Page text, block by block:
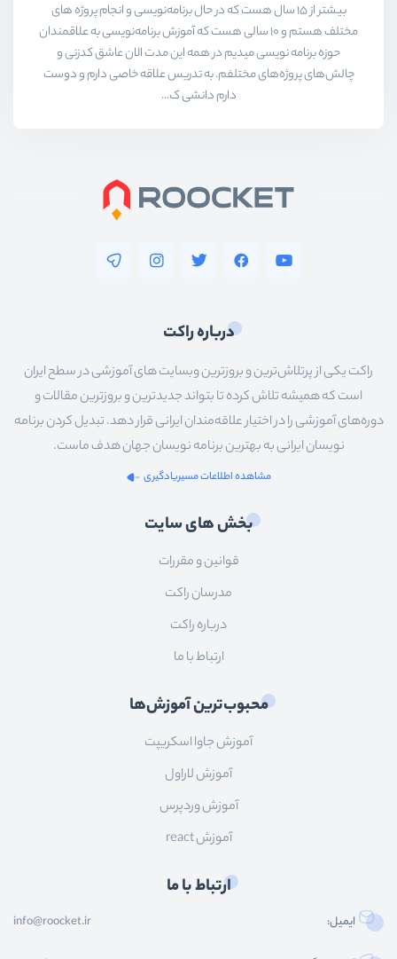
بیشتر از ۱۵ سال هست که در حال برنامه‌نویسی و انجام پروژه های
مختلف هستم و ۱۰ سالی هست که آموزش برنامه‌نویسی به علاقمندان
حوزه برنامه نویسی میدیم در همه این مدت الان عاشق کدزنی و
چالش‌های پروژه‌های مختلفم. به تدریس علاقه خاصی دارم و دوست
دارم دانشی ک...
درباره راکت
راکت یکی از پرتلاش‌ترین و بروزترین وبسایت های آموزشی در سطح ایران
است که همیشه تلاش کرده تا بتواند جدیدترین و بروزترین مقالات و
دوره‌های آموزشی را در اختیار علاقه‌مندان ایرانی قرار دهد. تبدیل کردن برنامه
نویسان ایرانی به بهترین برنامه نویسان جهان هدف ماست.
مشاهده اطلاعات مسیریادگیری
بخش های سایت
قوانین و مقررات
مدرسان راکت
درباره راکت
ارتباط با ما
محبوب‌ترین آموزش‌ها
آموزش جاوا اسکریپت
آموزش لاراول
آموزش وردپرس
آموزش react
ارتباط با ما
ایمیل: info@roocket.ir